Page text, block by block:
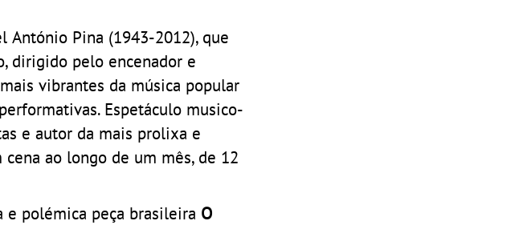
Pina (1943-2012), que
dirigido pelo encenador e
vibrantes da música popular
Espetáculo musico-
e autor da mais prolixa e
ao longo de um mês, de 12
e polémica peça brasileira O